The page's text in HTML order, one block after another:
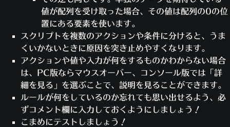
「地上にある場合、燃焼を開始する」ルール
を開きます。
アクションで[追加]をクリックします。ヒー
ローが地面に接しているとダメージを受ける
というアクションを設定しましょう。
アクションのドロップダウンから[継続
ダメージ]を選択します。
期間の数字のスライダーを動かし
[9999] に設定します。
1秒あたりのダメージで、数字のスライ
条件を2つ追加します。これらの条件が両方
Trueと返すと、ヒーローが強制的に変わりま
す。
ラウンド数を指すグローバル変数「R」
は、ヒーローリストのヒーローの合計数
より小さい数字を設定しましょう。そう
でない場合はゲームが終了し、それ以上
ヒーローが強制されなくなります。ラウ
ンド数は「0」から始まり、順に数字が
増えていきます。したがって、全部で6
値が配列を受け取った場合、その値は配列の0の位
置にある要素を使います。
スクリプトを複数のアクションや条件に分けると、うま
くいかないときに原因を突き止めやすくなります。
アクションや値や入力が何をするものかわからない場合
は、PC版ならマウスオーバー、コンソール版では「詳
細を見る」を選ぶことで、説明を見ることができます。
ルールが何をしているのか忘れても思い出せるよう、必
ずコメント欄に入力しておくようにしましょう！
こまめにテストしましょう！